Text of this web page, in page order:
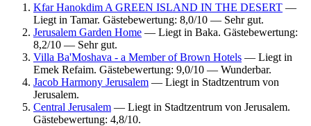
Kfar Hanokdim A GREEN ISLAND IN THE DESERT —
Liegt in Tamar. Gästebewertung: 8,0/10 — Sehr gut.
Jerusalem Garden Home — Liegt in Baka. Gästebewertung:
8,2/10 — Sehr gut.
Villa Ba'Moshava - a Member of Brown Hotels — Liegt in
Emek Refaim. Gästebewertung: 9,0/10 — Wunderbar.
Jacob Harmony Jerusalem — Liegt in Stadtzentrum von
Jerusalem.
Central Jerusalem — Liegt in Stadtzentrum von Jerusalem.
Gästebewertung: 4,8/10.